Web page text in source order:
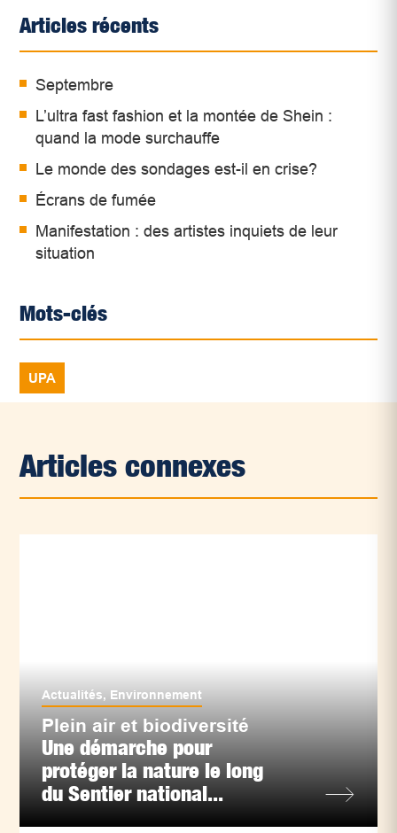
Articles récents
Septembre
L’ultra fast fashion et la montée de Shein :
quand la mode surchauffe
Le monde des sondages est-il en crise?
Écrans de fumée
Manifestation : des artistes inquiets de leur
situation
Mots-clés
UPA
Articles connexes
Actualités, Environnement
Plein air et biodiversité
Une démarche pour
protéger la nature le long
du Sentier national...